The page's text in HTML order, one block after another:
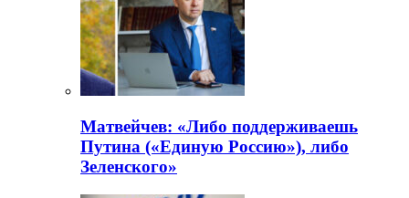
Матвейчев: «Либо поддерживаешь
Путина («Единую Россию»), либо
Зеленского»